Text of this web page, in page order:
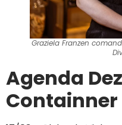
Graziela Franzen
Agenda
Containner